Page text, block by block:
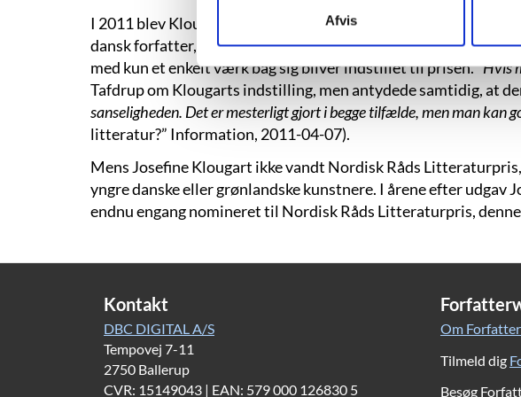
Afvis
I 2011 blev Klougarts debutroman ”Stigninger og fald”
dansk forfatter, Harald Voetmann. Valget af Klougart vakte
med kun et enkelt værk bag sig bliver indstillet til prisen. ”Hvis
Tafdrup om Klougarts indstilling, men antydede samtidig, at
sanseligheden. Det er mesterligt gjort i begge tilfælde, men man kan
litteratur?” Information, 2011-04-07).
Mens Josefine Klougart ikke vandt Nordisk Råds
yngre danske eller grønlandske kunstnere. I årene efter
endnu engang nomineret til Nordisk Råds Litteraturpris,
Kontakt
DBC DIGITAL A/S
Tempovej 7-11
2750 Ballerup
CVR: 15149043 | EAN: 579 000 126830 5
Om
Tilmeld dig
Besøg